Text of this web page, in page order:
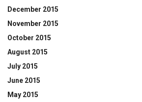
December 2015
November 2015
October 2015
August 2015
July 2015
June 2015
May 2015